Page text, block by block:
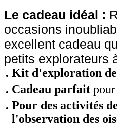
Le cadeau idéal :
occasions
excellent cadeau
petits explorateurs
Kit d'exploration de
Cadeau parfait
Pour des activités
l'observation des